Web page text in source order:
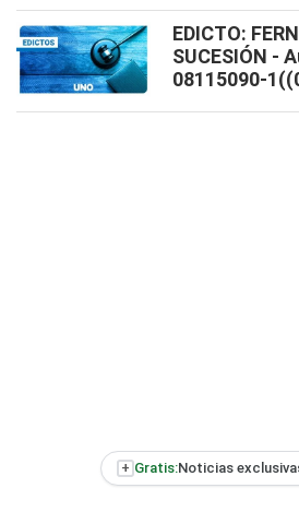
EDICTO:
SUCESIÓN -
08115090-
+ Gratis:Noticias